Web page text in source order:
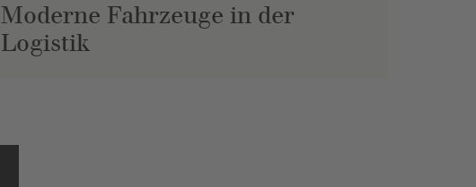
Moderne Fahrzeuge in der
Logistik